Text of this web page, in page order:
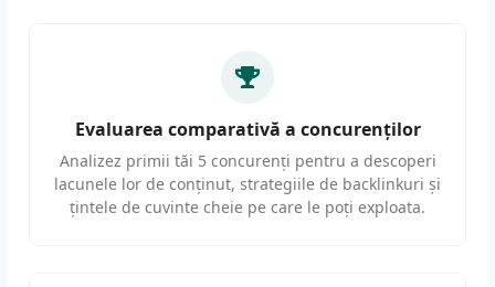
Evaluarea comparativă a concurenților
Analizez primii tăi 5 concurenți pentru a descoperi
lacunele lor de conținut, strategiile de backlinkuri și
țintele de cuvinte cheie pe care le poți exploata.